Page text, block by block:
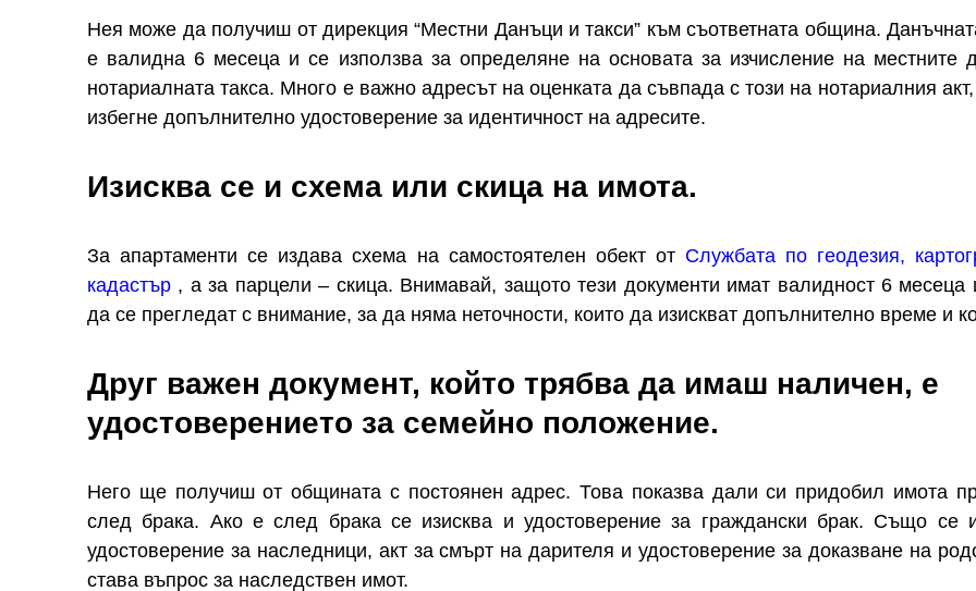
Нея може да получиш от дирекция “Местни Данъци и такси” към съответната община.
е валидна 6 месеца и се използва за определяне на основата за изчисление на местните
нотариалната такса. Много е важно адресът на оценката да съвпада с този на нотариалния
избегне допълнително удостоверение за идентичност на адресите.
Изисква се и схема или скица на имота.
За апартаменти се издава схема на самостоятелен обект от Службата по геодезия,
кадастър , а за парцели – скица. Внимавай, защото тези документи имат валидност 6 месеца
да се прегледат с внимание, за да няма неточности, които да изискват допълнително време и
Друг важен документ, който трябва да имаш наличен, е
удостоверението за семейно положение.
Него ще получиш от общината с постоянен адрес. Това показва дали си придобил имота
след брака. Ако е след брака се изисква и удостоверение за граждански брак. Също се
удостоверение за наследници, акт за смърт на дарителя и удостоверение за доказване на
става въпрос за наследствен имот.